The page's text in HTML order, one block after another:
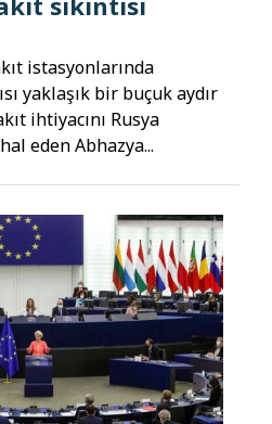
istasyonlarında
yaklaşık bir buçuk aydır
ihtiyacını Rusya
eden Abhazya...